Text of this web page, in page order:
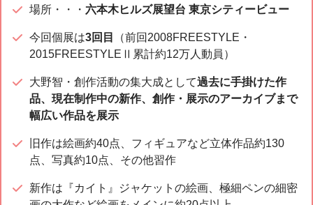
場所・・・ 六本木ヒルズ展望台 東京シティービュー
今回個展は3回目
（前回2008FREESTYLE・
2015FREESTYLEⅡ累計約12万人動員）
大野智・創作活動の集大成として過去に手掛けた作
品、現在制作中の新作、創作・展示のアーカイブまで
幅広い作品を展示
旧作は絵画約40点、フィギュアなど立体作品約130
点、写真約10点、その他習作
新作は『カイト』ジャケットの絵画、極細ペンの細密